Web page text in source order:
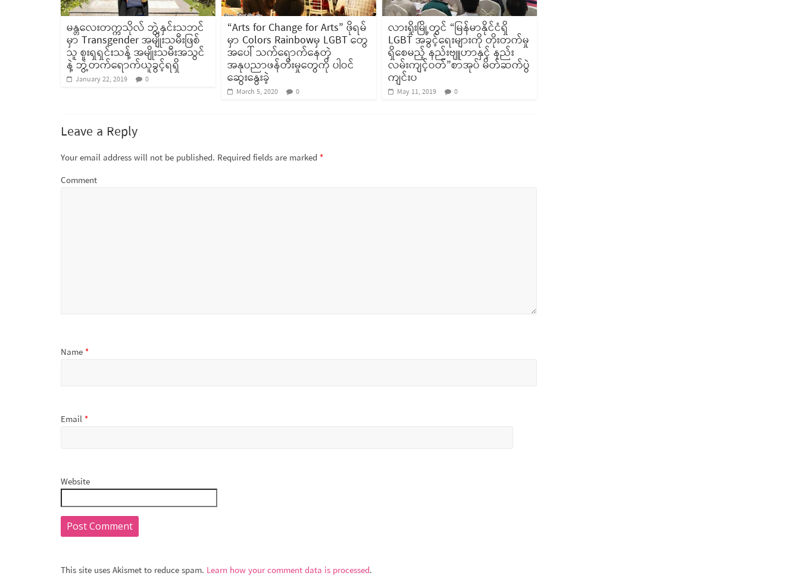
မန္တလေးတက္ကသိုလ် ဘွဲ့နှင်းသဘင်
မှာ Transgender အမျိုးသမီးဖြစ်
သူ စူးရှရှင်းသန့် အမျိုးသမီးအသွင်
နဲ့ ဘွဲ့တက်ရောက်ယူခွင့်ရရှိ
January 22, 2019 0
“Arts for Change for Arts” ဖိုရမ်
မှာ Colors Rainbowမှ LGBT တွေ
အပေါ် သက်ရောက်နေတဲ့
အနုပညာဖန်တီးမှုတွေကို ပါဝင်
ဆွေးနွေးခဲ့
March 5, 2020 0
လားရှိုးမြို့တွင် “မြန်မာနိုင်ငံရှိ
LGBT အခွင့်ရေးများကို တိုးတက်မှု
ရှိစေမည့် နည်းဗျူဟာနှင့် နည်း
လမ်းကျင့်ဝတ်”စာအုပ် မိတ်ဆက်ပွဲ
ကျင်းပ
May 11, 2019 0
Leave a Reply
Your email address will not be published. Required fields are marked *
Comment
Name *
Email *
Website
This site uses Akismet to reduce spam. Learn how your comment data is processed.